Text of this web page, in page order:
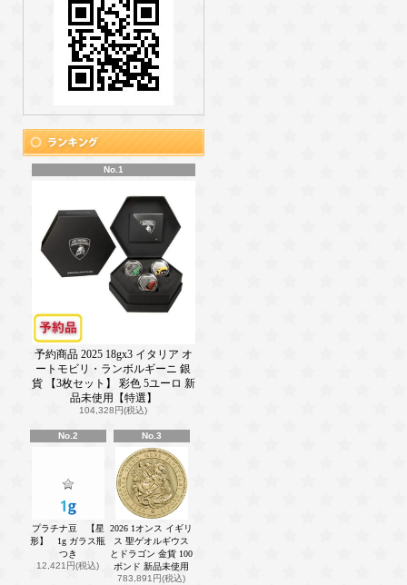
No.1
予約商品 2025 18gx3 イタリア オ
ートモビリ・ランボルギーニ 銀
貨 【3枚セット】 彩色 5ユーロ 新
品未使用【特選】
104,328円(税込)
No.2
プラチナ豆 【星
形】 1g ガラス瓶
つき
12,421円(税込)
No.3
2026 1オンス イギリ
ス 聖ゲオルギウス
とドラゴン 金貨 100
ポンド 新品未使用
783,891円(税込)